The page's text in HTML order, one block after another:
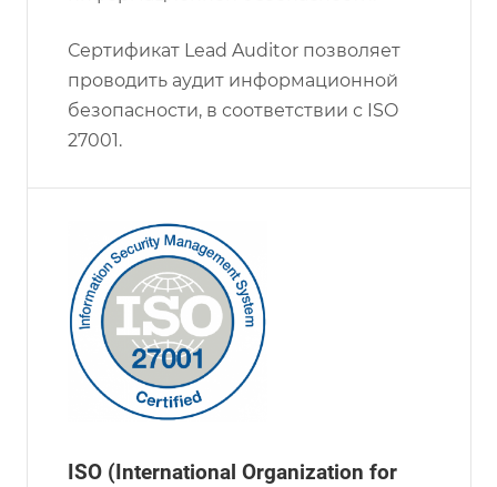
Сертификат Lead Auditor позволяет
проводить аудит информационной
безопасности, в соответствии с ISO
27001.
ISO (International Organization for